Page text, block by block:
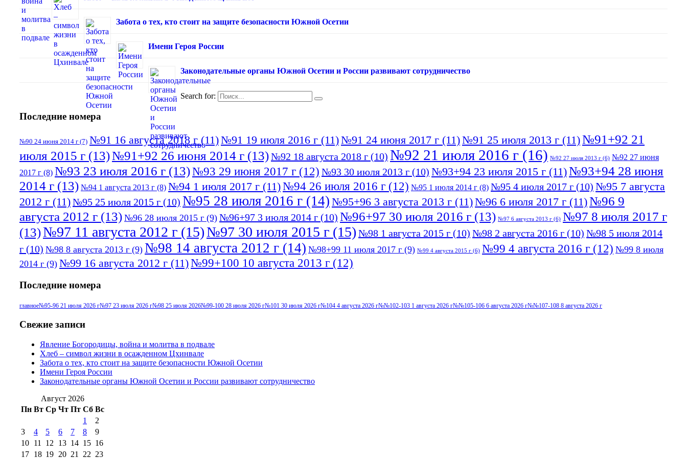
Забота о тех, кто стоит на защите безопасности Южной Осетии
Имени Героя России
Законодательные органы Южной Осетии и России развивают сотрудничество
Search for:
Последние номера
№90 24 июня 2014 г (7) №91 16 августа 2018 г (11)№91 19 июля 2016 г (11)№91 24 июня 2017 г (11)№91 25 июля 2013 г (11)№91+92 21
июля 2015 г (13)№91+92 26 июня 2014 г (13)№92 18 августа 2018 г (10) №92 21 июля 2016 г (16) №92 27 июля 2013 г (6) №92 27 июня
2017 г (8) №93 23 июля 2016 г (13)№93 29 июня 2017 г (12) №93 30 июля 2013 г (10) №93+94 23 июля 2015 г (11)№93+94 28 июня
2014 г (13) №94 1 августа 2013 г (8) №94 1 июля 2017 г (11)№94 26 июля 2016 г (12) №95 1 июля 2014 г (8) №95 4 июля 2017 г (10) №95 7 августа
2012 г (11)№95 25 июля 2015 г (10) №95 28 июля 2016 г (14) №95+96 3 августа 2013 г (11)№96 6 июля 2017 г (11)№96 9
августа 2012 г (13) №96 28 июля 2015 г (9) №96+97 3 июля 2014 г (10) №96+97 30 июля 2016 г (13) №97 6 августа 2013 г (6) №97 8 июля 2017 г
(13)№97 11 августа 2012 г (15)№97 30 июля 2015 г (15) №98 1 августа 2015 г (10) №98 2 августа 2016 г (10) №98 5 июля 2014
г (10) №98 8 августа 2013 г (9) №98 14 августа 2012 г (14) №98+99 11 июля 2017 г (9) №99 4 августа 2015 г (6) №99 4 августа 2016 г (12) №99 8 июля
2014 г (9) №99 16 августа 2012 г (11)№99+100 10 августа 2013 г (12)
Последние номера
главное№95-96 21 июля 2026 г№97 23 июля 2026 г№98 25 июля 2026№99-100 28 июля 2026 г№101 30 июля 2026 г№104 4 августа 2026 г№№102-103 1 августа 2026 г№№105-106 6 августа 2026 г№№107-108 8 августа 2026 г
Свежие записи
Явление Богородицы, война и молитва в подвале
Хлеб – символ жизни в осажденном Цхинвале
Забота о тех, кто стоит на защите безопасности Южной Осетии
Имени Героя России
Законодательные органы Южной Осетии и России развивают сотрудничество
Август 2026
Пн Вт Ср Чт Пт Сб Вс
1
2
3
4 5 6 7 8
9
10 11 12 13 14 15 16
17 18 19 20 21 22 23